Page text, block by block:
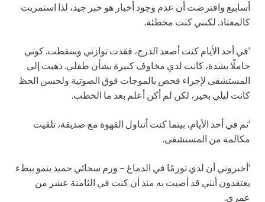
أسابيع وافترضت أن عدم وجود أخبار هو خبر جيد، لذا استمريت
كالمعتاد. لكنني كنت مخطئة.
‘في أحد الأيام كنت أصعد الدرج، فقدت توازني وسقطت. كوني
حاملًا بشدة، كانت لدي مخاوف كبيرة بشأن طفلي. ذهبت إلى
المستشفى لإجراء فحص بالموجات فوق الصوتية ولحسن الحظ
كانت ليلي بخير، لكن لم أكن أعلم بعد ما الخطب.
‘ثم في أحد الأيام، بينما كنت أتناول القهوة مع صديقة، تلقيت
مكالمة من المستشفى.
‘أخبروني أن لدي تورمًا في الدماغ – ورم سحائي حميد ينمو ببطء
يعتقدون أنني قد أصبت به منذ أن كنت في الثامنة عشر من
عمري.